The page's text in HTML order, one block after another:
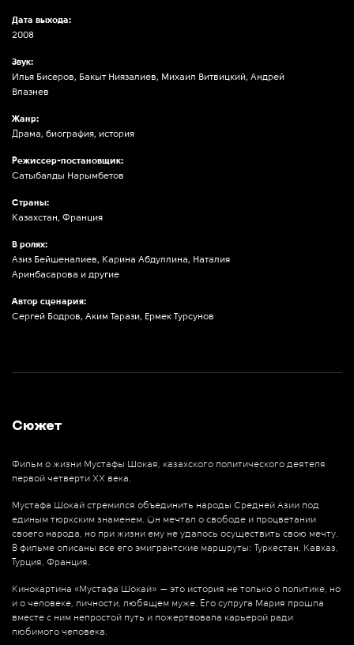
Дата выхода:
2008
Звук:
Илья Бисеров, Бакыт Ниязалиев, Михаил Витвицкий, Андрей
Влазнев
Жанр:
Драма, биография, история
Режиссер-постановщик:
Сатыбалды Нарымбетов
Страны:
Казахстан, Франция
В ролях:
Азиз Бейшеналиев, Карина Абдуллина, Наталия
Аринбасарова и другие
Автор сценария:
Сергей Бодров, Аким Тарази, Ермек Турсунов
Сюжет
Фильм о жизни Мустафы Шокая, казахского политического деятеля
первой четверти XX века.
Мустафа Шокай стремился объединить народы Средней Азии под
единым тюркским знаменем. Он мечтал о свободе и процветании
своего народа, но при жизни ему не удалось осуществить свою мечту.
В фильме описаны все его эмигрантские маршруты: Туркестан, Кавказ,
Турция, Франция.
Кинокартина «Мустафа Шокай» — это история не только о политике, но
и о человеке, личности, любящем муже. Его супруга Мария прошла
вместе с ним непростой путь и пожертвовала карьерой ради
любимого человека.